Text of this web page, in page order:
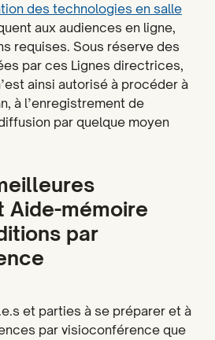
des technologies en salle
aux audiences en ligne,
requises. Sous réserve des
par ces Lignes directrices,
ainsi autorisé à procéder à
à l’enregistrement de
par quelque moyen
Aide-mémoire
par
et parties à se préparer et à
par visioconférence que